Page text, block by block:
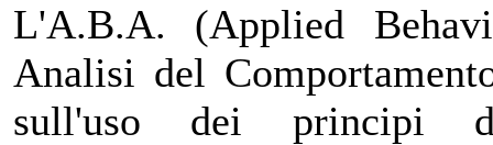
L'A.B.A. (Applied
Analisi del
sull'uso dei principi